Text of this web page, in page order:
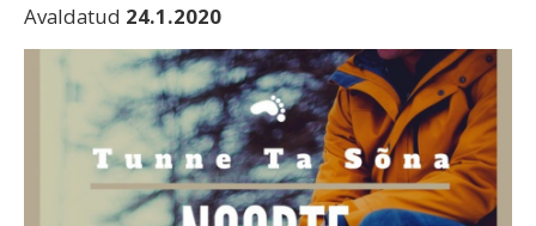
Avaldatud 24.1.2020